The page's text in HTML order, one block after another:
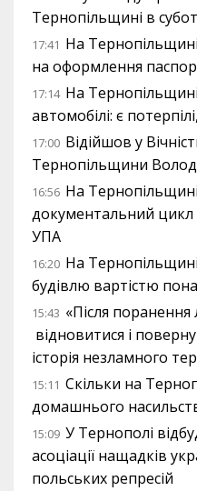
Тернопільщині в
17:41 На
на оформлення
17:14 На
автомобілі: є
17:00 Відійшов у
Тернопільщини
16:56 На
документальний
УПА
16:20 На
будівлю вартістю
15:43 «Після
відновитися і
історія незламного
15:11 Скільки на
домашнього
15:09 У Тернополі
асоціації нащадків
польських репресій